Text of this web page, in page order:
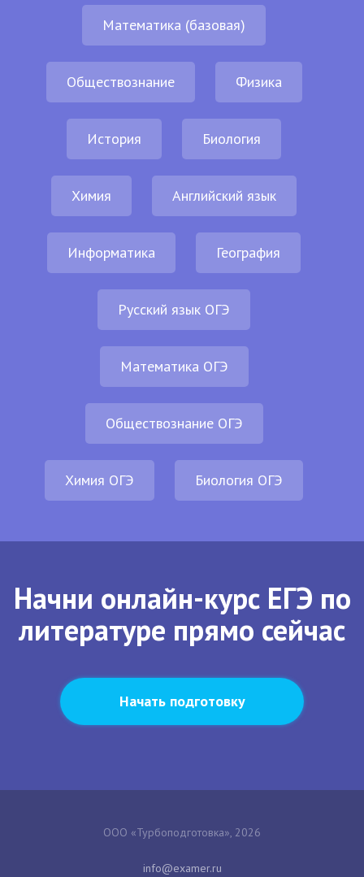
Математика (базовая)
Обществознание Физика
История Биология
Химия Английский язык
Информатика География
Русский язык ОГЭ
Математика ОГЭ
Обществознание ОГЭ
Химия ОГЭ Биология ОГЭ
Начни онлайн-курс ЕГЭ по
литературе прямо сейчас
Начать подготовку
ООО «Турбоподготовка», 2026